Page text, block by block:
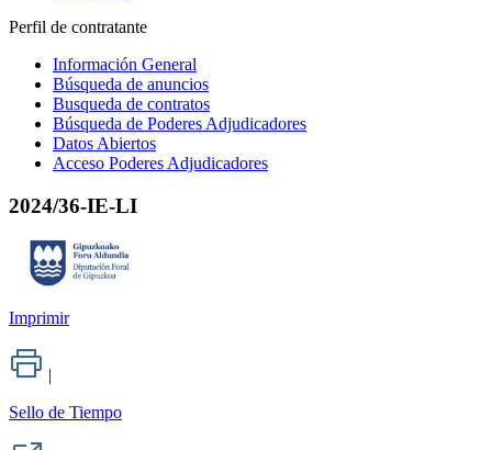
Perfil de contratante
Información General
Búsqueda de anuncios
Busqueda de contratos
Búsqueda de Poderes Adjudicadores
Datos Abiertos
Acceso Poderes Adjudicadores
2024/36-IE-LI
Imprimir
|
Sello de Tiempo